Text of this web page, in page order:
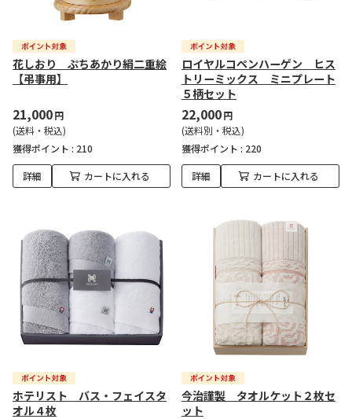
花しおり ぷちあかり絹二重絵
【弔事用】
21,000円
(送料・税込)
獲得ポイント : 210
詳細 カートに入れる
ロイヤルコペンハーゲン ヒス
トリーミックス ミニプレート
５柄セット
22,000円
(送料別・税込)
獲得ポイント : 220
詳細 カートに入れる
ホテリスト バス・フェイスタ
オル４枚
今治謹製 タオルケット２枚セ
ット